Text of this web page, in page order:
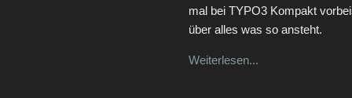
mal bei TYPO3 Kompakt
über alles was so ansteht.
Weiterlesen...